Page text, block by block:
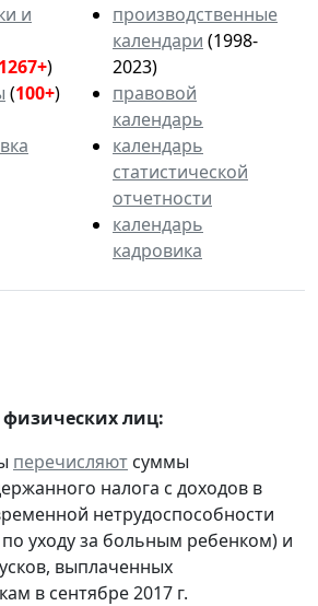
и
1267+)
(100+)
производственные
календари (1998-
2023)
правовой
календарь
календарь
статистической
отчетности
календарь
кадровика
лиц:
перечисляют суммы
налога с доходов в
нетрудоспособности
уходу за больным ребенком) и
выплаченных
в сентябре 2017 г.